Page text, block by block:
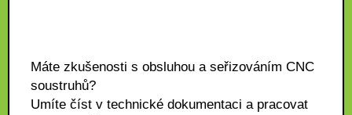
Máte zkušenosti s obsluhou a seřizováním CNC
soustruhů?
Umíte číst v technické dokumentaci a pracovat